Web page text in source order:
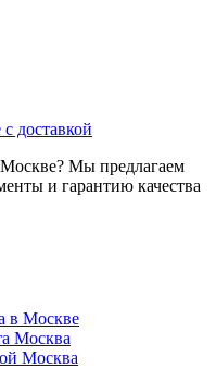
доставкой
Мы предлагаем
и гарантию качества
в Москве
Москва
Москва